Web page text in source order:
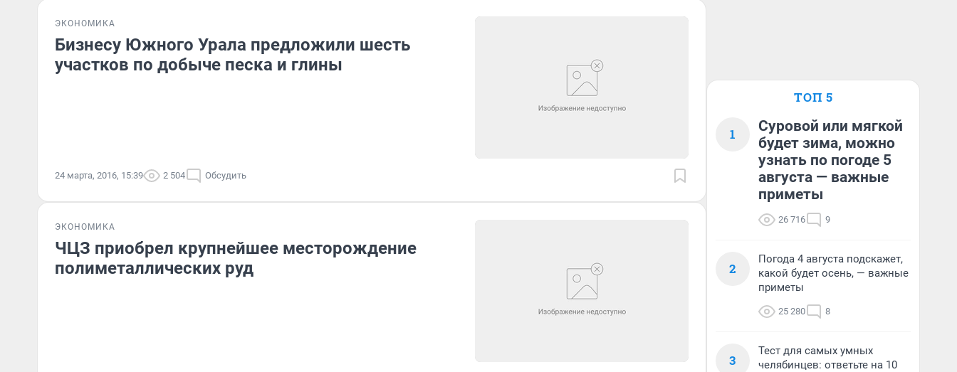
ЭКОНОМИКА
Бизнесу Южного Урала предложили шесть
участков по добыче песка и глины
24 марта, 2016, 15:39 2 504 Обсудить
ЭКОНОМИКА
ЧЦЗ приобрел крупнейшее месторождение
полиметаллических руд
ТОП 5
1
Суровой или мягкой
будет зима, можно
узнать по погоде 5
августа — важные
приметы
26 716 9
2
Погода 4 августа подскажет,
какой будет осень, — важные
приметы
25 280 8
3
Тест для самых умных
челябинцев: ответьте на 10